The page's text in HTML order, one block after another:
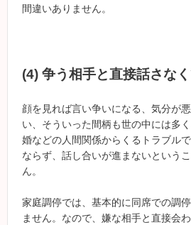
間違いありません。
(4) 争う相手と直接話さな
顔を見れば言い争いになる、気分が
い、そういった間柄も世の中には多
婚などの人間関係からくるトラブル
ならず、話し合いが進まないという
ん。
家庭調停では、基本的に同席での調
ません。なので、嫌な相手と直接会